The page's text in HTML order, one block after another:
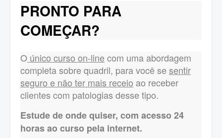
PRONTO PARA
COMEÇAR?
O único curso on-linecom uma abordagem
completa sobre quadril, para você sesentir
seguro e não ter mais receio ao receber
clientes com patologias desse tipo.
Estude de onde quiser, com acesso 24
horas ao curso pela internet.